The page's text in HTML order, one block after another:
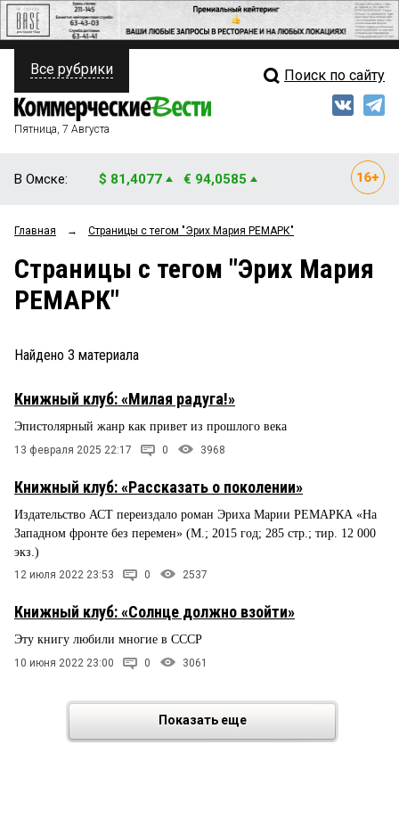
ПОЛИТИКА
ФИНАНСЫ
ОБЩЕСТВО
ЗАКОН
ПРОИСШЕСТВИЯ
СТИЛЬ ЖИЗНИ
Свежий выпуск
Мнения
Рейтинги
Все рубрики Поиск по сайту
Пятница, 7 Августа
В Омске: $ 81,4077 € 94,0585
Главная → Страницы c тегом "Эрих Мария РЕМАРК"
Страницы c тегом "Эрих Мария
РЕМАРК"
Найдено 3 материала
Книжный клуб: «Милая радуга!»
Эпистолярный жанр как привет из прошлого века
13 февраля 2025 22:17 0 3968
Книжный клуб: «Рассказать о поколении»
Издательство АСТ переиздало роман Эриха Марии РЕМАРКА «На
Западном фронте без перемен» (М.; 2015 год; 285 стр.; тир. 12 000
экз.)
12 июля 2022 23:53 0 2537
Книжный клуб: «Солнце должно взойти»
Эту книгу любили многие в СССР
10 июня 2022 23:00 0 3061
Показать еще